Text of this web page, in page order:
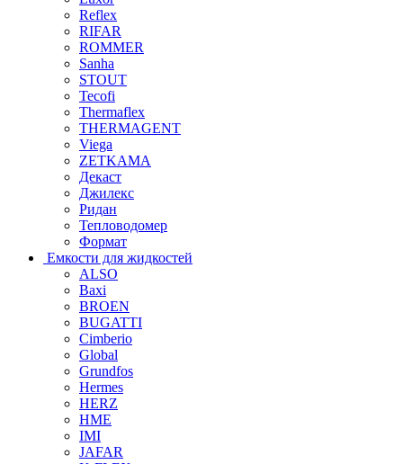
Reflex
RIFAR
ROMMER
Sanha
STOUT
Tecofi
Thermaflex
THERMAGENT
Viega
ZETKAMA
Декаст
Джилекс
Ридан
Тепловодомер
Формат
Емкости для жидкостей
ALSO
Baxi
BROEN
BUGATTI
Cimberio
Global
Grundfos
Hermes
HERZ
HME
IMI
JAFAR